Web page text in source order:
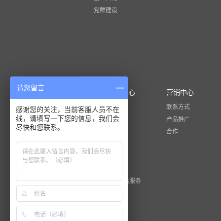
党群建设
售后服务中心
货运指导价
卸货指导
安装调试
质保期内售后服务
培训服务
营销中心
联系方式
产品推广
合作
请您留言
感谢您的关注，当前客服人员不在
线，请填写一下您的信息，我们会
尽快和您联系。